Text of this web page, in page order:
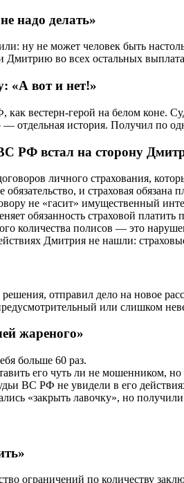
надо делать»
ну не может человек быть
Дмитрию во всех остальных
«А вот и нет!»
вестерн-герой на белом коне.
отдельная история. Получил по
РФ встал на сторону
личного страхования,
и страховая обязана
не «гасит» имущественный
обязанность страховой платить
количества полисов — это
Дмитрия не нашли:
отправил дело на новое
или слишком
жареного»
больше 60 раз.
его чуть ли не мошенником, но
ВС РФ не увидели в его
«закрыть лавочку», но
ограничений по количеству